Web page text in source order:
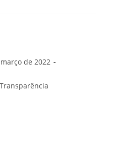
de 2022
Transparência